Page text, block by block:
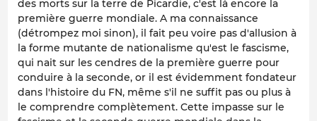
des morts sur la terre de Picardie, c'est là encore la
première guerre mondiale. A ma connaissance
(détrompez moi sinon), il fait peu voire pas d'allusion à
la forme mutante de nationalisme qu'est le fascisme,
qui nait sur les cendres de la première guerre pour
conduire à la seconde, or il est évidemment fondateur
dans l'histoire du FN, même s'il ne suffit pas ou plus à
le comprendre complètement. Cette impasse sur le